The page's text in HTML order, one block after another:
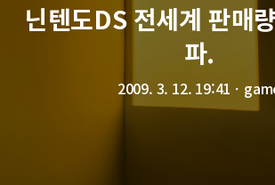
닌텐도DS 전세계 판매
파.
2009. 3. 12. 19:41 ㆍ